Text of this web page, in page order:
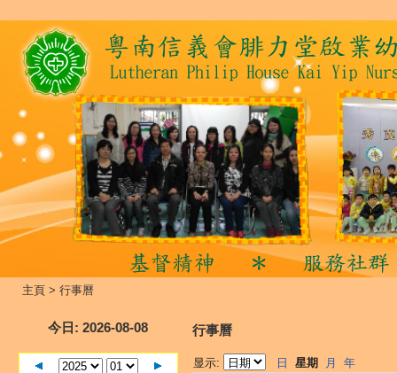
主頁 > 行事曆
今日 : 2026-08-08 行事曆
显示: 日 星期 月
年